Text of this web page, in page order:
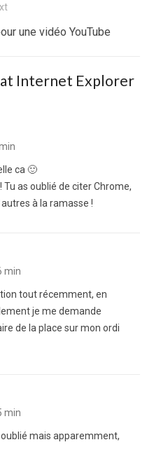
une vidéo YouTube
Internet Explorer
ca 🙂
as oublié de citer Chrome,
à la ramasse !
min
tout récemment, en
je me demande
de la place sur mon ordi
min
oublié mais apparemment,